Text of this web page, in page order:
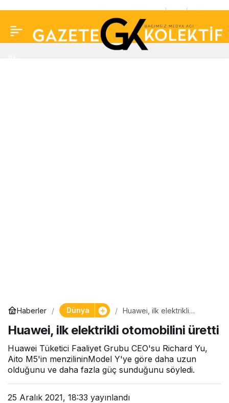
Haberler Dünya
Huawei, ilk elektrikli
Huawei, ilk elektrikli otomobilini üretti
Huawei Tüketici Faaliyet Grubu CEO'su Richard Yu,
Aito M5'in menzilininModel Y'ye göre daha uzun
olduğunu ve daha fazla güç sunduğunu söyledi.
25 Aralık 2021, 18:33 yayınlandı
kurbağayı sahiplendi